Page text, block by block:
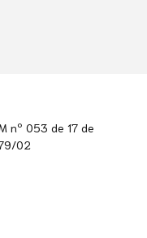
nº 053 de 17 de
02